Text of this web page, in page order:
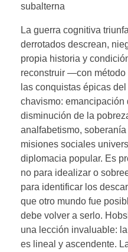
subalterna
La guerra cognitiva
derrotados descrean,
propia historia y
reconstruir —con
las conquistas épicas
chavismo: emancipación
disminución de la
analfabetismo,
misiones sociales
diplomacia popular. Es
no para idealizar o
para identificar los
que otro mundo fue
debe volver a serlo.
una lección invaluable:
es lineal y ascendente.